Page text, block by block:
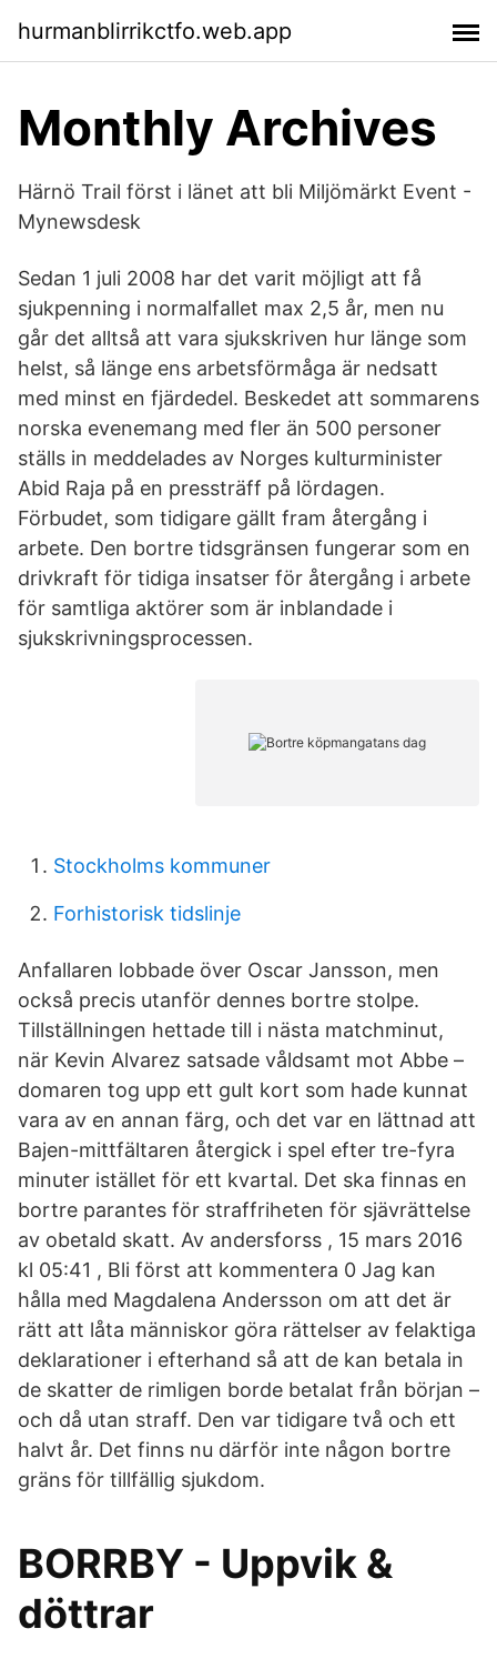
hurmanblirrikctfo.web.app
Monthly Archives
Härnö Trail först i länet att bli Miljömärkt Event -
Mynewsdesk
Sedan 1 juli 2008 har det varit möjligt att få
sjukpenning i normalfallet max 2,5 år, men nu
går det alltså att vara sjukskriven hur länge som
helst, så länge ens arbetsförmåga är nedsatt
med minst en fjärdedel. Beskedet att sommarens
norska evenemang med fler än 500 personer
ställs in meddelades av Norges kulturminister
Abid Raja på en pressträff på lördagen.
Förbudet, som tidigare gällt fram återgång i
arbete. Den bortre tidsgränsen fungerar som en
drivkraft för tidiga insatser för återgång i arbete
för samtliga aktörer som är inblandade i
sjukskrivningsprocessen.
Stockholms kommuner
Forhistorisk tidslinje
Anfallaren lobbade över Oscar Jansson, men
också precis utanför dennes bortre stolpe.
Tillställningen hettade till i nästa matchminut,
när Kevin Alvarez satsade våldsamt mot Abbe –
domaren tog upp ett gult kort som hade kunnat
vara av en annan färg, och det var en lättnad att
Bajen-mittfältaren återgick i spel efter tre-fyra
minuter istället för ett kvartal. Det ska finnas en
bortre parantes för straffriheten för sjävrättelse
av obetald skatt. Av andersforss , 15 mars 2016
kl 05:41 , Bli först att kommentera 0 Jag kan
hålla med Magdalena Andersson om att det är
rätt att låta människor göra rättelser av felaktiga
deklarationer i efterhand så att de kan betala in
de skatter de rimligen borde betalat från början –
och då utan straff. Den var tidigare två och ett
halvt år. Det finns nu därför inte någon bortre
gräns för tillfällig sjukdom.
BORRBY - Uppvik &
döttrar